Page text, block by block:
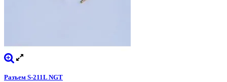
Разъем S-211L NGT